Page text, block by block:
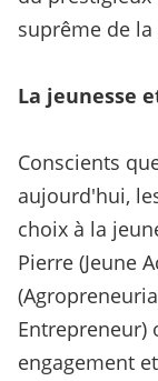
suprême de la
La jeunesse
Conscients
aujourd'hui,
choix à la
Pierre (Jeune
Entrepreneur)
engagement